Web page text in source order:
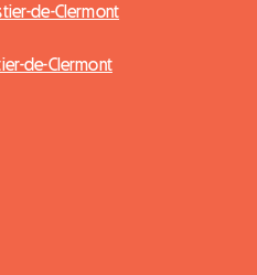
de-Clermont
de-Clermont